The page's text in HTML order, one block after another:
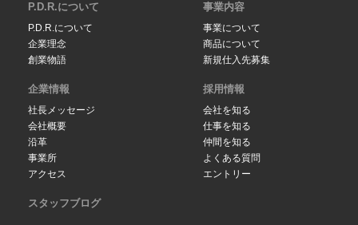
P.D.R.について
P.D.R.について
企業理念
創業物語
事業内容
事業について
商品について
新規仕入先募集
企業情報
社長メッセージ
会社概要
沿革
事業所
アクセス
採用情報
会社を知る
仕事を知る
仲間を知る
よくある質問
エントリー
スタッフブログ